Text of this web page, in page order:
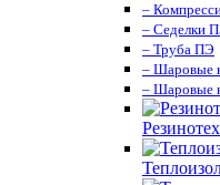
–
– Седелки
– Труба ПЭ
– Шаровые
– Шаровые